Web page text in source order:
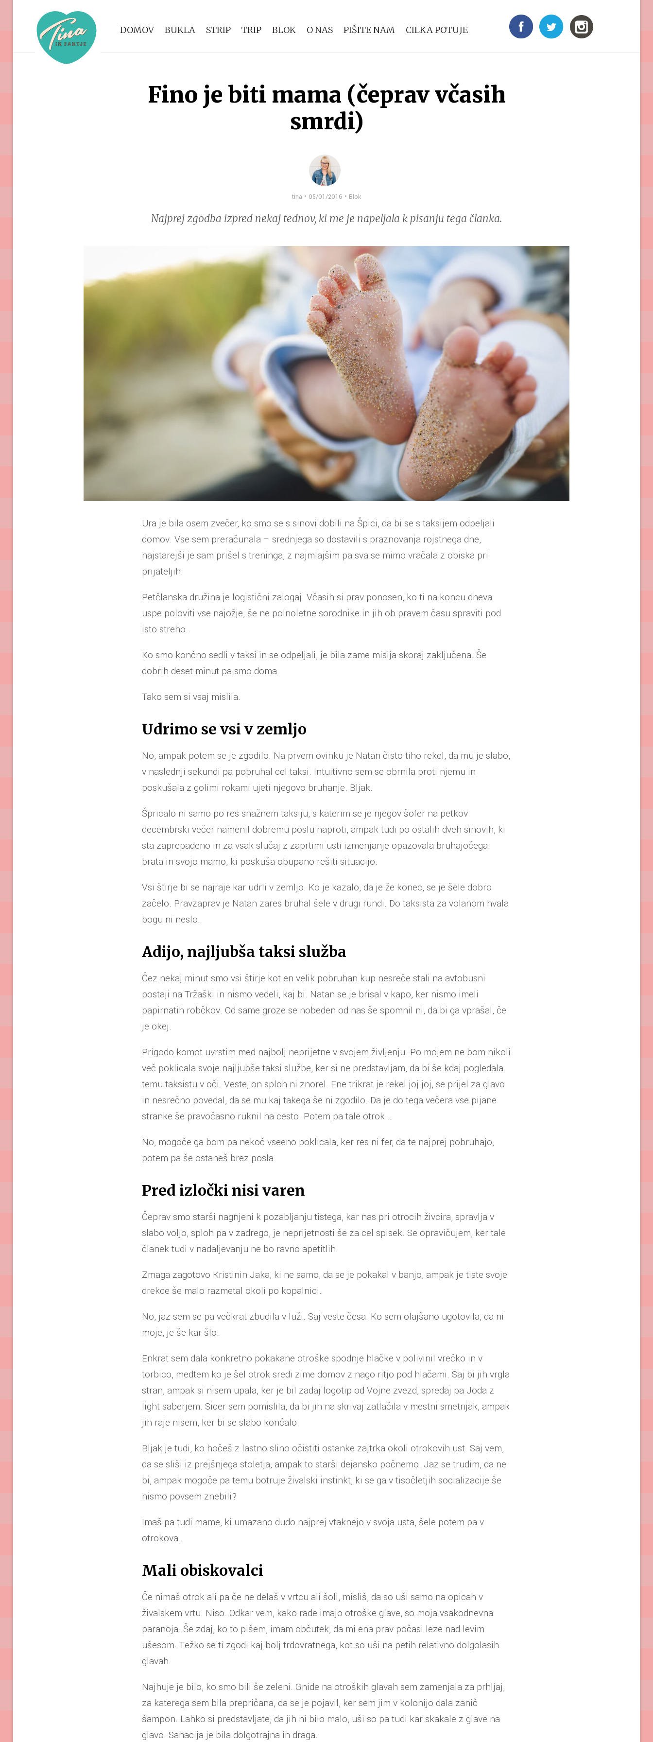
DOMOV BUKLA STRIP TRIP BLOK O NAS PIŠITE NAM CILKA POTUJE
Fino je biti mama (čeprav včasih
smrdi)
tina • 05/01/2016 • Blok
Najprej zgodba izpred nekaj tednov, ki me je napeljala k pisanju tega članka.
Ura je bila osem zvečer, ko smo se s sinovi dobili na Špici, da bi se s taksijem odpeljali
domov. Vse sem preračunala – srednjega so dostavili s praznovanja rojstnega dne,
najstarejši je sam prišel s treninga, z najmlajšim pa sva se mimo vračala z obiska pri
prijateljih.
Petčlanska družina je logistični zalogaj. Včasih si prav ponosen, ko ti na koncu dneva
uspe poloviti vse najožje, še ne polnoletne sorodnike in jih ob pravem času spraviti pod
isto streho.
Ko smo končno sedli v taksi in se odpeljali, je bila zame misija skoraj zaključena. Še
dobrih deset minut pa smo doma.
Tako sem si vsaj mislila.
Udrimo se vsi v zemljo
No, ampak potem se je zgodilo. Na prvem ovinku je Natan čisto tiho rekel, da mu je slabo,
v naslednji sekundi pa pobruhal cel taksi. Intuitivno sem se obrnila proti njemu in
poskušala z golimi rokami ujeti njegovo bruhanje. Bljak.
Špricalo ni samo po res snažnem taksiju, s katerim se je njegov šofer na petkov
decembrski večer namenil dobremu poslu naproti, ampak tudi po ostalih dveh sinovih, ki
sta zaprepadeno in za vsak slučaj z zaprtimi usti izmenjanje opazovala bruhajočega
brata in svojo mamo, ki poskuša obupano rešiti situacijo.
Vsi štirje bi se najraje kar udrli v zemljo. Ko je kazalo, da je že konec, se je šele dobro
začelo. Pravzaprav je Natan zares bruhal šele v drugi rundi. Do taksista za volanom hvala
bogu ni neslo.
Adijo, najljubša taksi služba
Čez nekaj minut smo vsi štirje kot en velik pobruhan kup nesreče stali na avtobusni
postaji na Tržaški in nismo vedeli, kaj bi. Natan se je brisal v kapo, ker nismo imeli
papirnatih robčkov. Od same groze se nobeden od nas še spomnil ni, da bi ga vprašal, če
je okej.
Prigodo komot uvrstim med najbolj neprijetne v svojem življenju. Po mojem ne bom nikoli
več poklicala svoje najljubše taksi službe, ker si ne predstavljam, da bi še kdaj pogledala
temu taksistu v oči. Veste, on sploh ni znorel. Ene trikrat je rekel joj joj, se prijel za glavo
in nesrečno povedal, da se mu kaj takega še ni zgodilo. Da je do tega večera vse pijane
stranke še pravočasno ruknil na cesto. Potem pa tale otrok …
No, mogoče ga bom pa nekoč vseeno poklicala, ker res ni fer, da te najprej pobruhajo,
potem pa še ostaneš brez posla.
Pred izločki nisi varen
Čeprav smo starši nagnjeni k pozabljanju tistega, kar nas pri otrocih živcira, spravlja v
slabo voljo, sploh pa v zadrego, je neprijetnosti še za cel spisek. Se opravičujem, ker tale
članek tudi v nadaljevanju ne bo ravno apetitlih.
Zmaga zagotovo Kristinin Jaka, ki ne samo, da se je pokakal v banjo, ampak je tiste svoje
drekce še malo razmetal okoli po kopalnici.
No, jaz sem se pa večkrat zbudila v luži. Saj veste česa. Ko sem olajšano ugotovila, da ni
moje, je še kar šlo.
Enkrat sem dala konkretno pokakane otroške spodnje hlačke v polivinil vrečko in v
torbico, medtem ko je šel otrok sredi zime domov z nago ritjo pod hlačami. Saj bi jih vrgla
stran, ampak si nisem upala, ker je bil zadaj logotip od Vojne zvezd, spredaj pa Joda z
light saberjem. Sicer sem pomislila, da bi jih na skrivaj zatlačila v mestni smetnjak, ampak
jih raje nisem, ker bi se slabo končalo.
Bljak je tudi, ko hočeš z lastno slino očistiti ostanke zajtrka okoli otrokovih ust. Saj vem,
da se sliši iz prejšnjega stoletja, ampak to starši dejansko počnemo. Jaz se trudim, da ne
bi, ampak mogoče pa temu botruje živalski instinkt, ki se ga v tisočletjih socializacije še
nismo povsem znebili?
Imaš pa tudi mame, ki umazano dudo najprej vtaknejo v svoja usta, šele potem pa v
otrokova.
Mali obiskovalci
Če nimaš otrok ali pa če ne delaš v vrtcu ali šoli, misliš, da so uši samo na opicah v
živalskem vrtu. Niso. Odkar vem, kako rade imajo otroške glave, so moja vsakodnevna
paranoja. Še zdaj, ko to pišem, imam občutek, da mi ena prav počasi leze nad levim
ušesom. Težko se ti zgodi kaj bolj trdovratnega, kot so uši na petih relativno dolgolasih
glavah.
Najhuje je bilo, ko smo bili še zeleni. Gnide na otroških glavah sem zamenjala za prhljaj,
za katerega sem bila prepričana, da se je pojavil, ker sem jim v kolonijo dala zanič
šampon. Lahko si predstavljate, da jih ni bilo malo, uši so pa tudi kar skakale z glave na
glavo. Sanacija je bila dolgotrajna in draga.